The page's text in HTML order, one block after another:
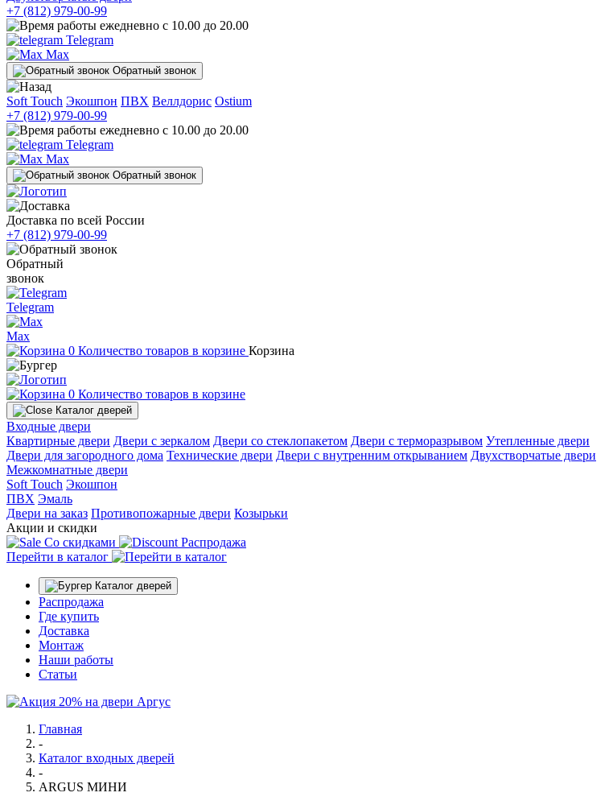
+7 (812) 979-00-99
ежедневно с 10.00 до 20.00
Telegram
Max
Обратный звонок
Soft Touch Экошпон ПВХ Веллдорис Ostium
+7 (812) 979-00-99
ежедневно с 10.00 до 20.00
Telegram
Max
Обратный звонок
Доставка по всей России
+7 (812) 979-00-99
Обратный
звонок
Telegram
Max
0 Количество товаров в корзине Корзина
0 Количество товаров в корзине
Каталог дверей
Входные двери
Квартирные двери Двери с зеркалом Двери со стеклопакетом Двери с терморазрывом Утепленные двери
Двери для загородного дома Технические двери Двери с внутренним открыванием Двухстворчатые двери
Межкомнатные двери
Soft Touch Экошпон
ПВХ Эмаль
Двери на заказ Противопожарные двери Козырьки
Акции и скидки
Со скидками
Распродажа
Перейти в каталог
Каталог дверей
Распродажа
Где купить
Доставка
Монтаж
Наши работы
Статьи
Главная
-
Каталог входных дверей
-
ARGUS МИНИ